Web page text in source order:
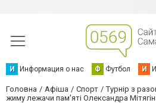
И Информация о нас Ф Футбол И
Головна Афіша Спорт
Турнір з
жиму лежачи пам'яті Олександра